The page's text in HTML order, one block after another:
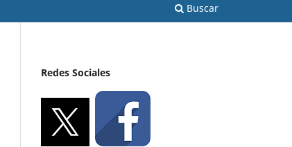
Buscar
Redes Sociales